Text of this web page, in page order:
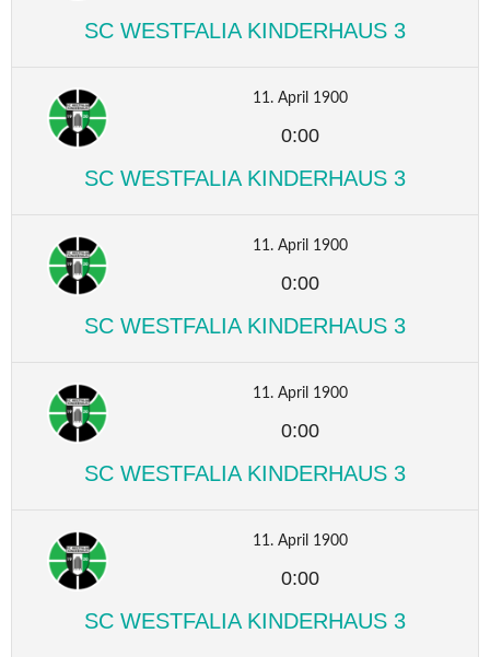
SC WESTFALIA KINDERHAUS 3
11. April 1900
0:00
SC WESTFALIA KINDERHAUS 3
11. April 1900
0:00
SC WESTFALIA KINDERHAUS 3
11. April 1900
0:00
SC WESTFALIA KINDERHAUS 3
11. April 1900
0:00
SC WESTFALIA KINDERHAUS 3